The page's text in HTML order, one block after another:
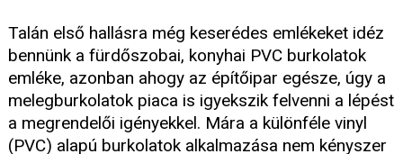
Talán első hallásra még keserédes emlékeket idéz
bennünk a fürdőszobai, konyhai PVC burkolatok
emléke, azonban ahogy az építőipar egésze, úgy a
melegburkolatok piaca is igyekszik felvenni a lépést
a megrendelői igényekkel. Mára a különféle vinyl
(PVC) alapú burkolatok alkalmazása nem kényszer